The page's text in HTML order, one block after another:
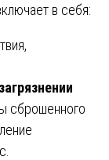
в себя:
сброшенного